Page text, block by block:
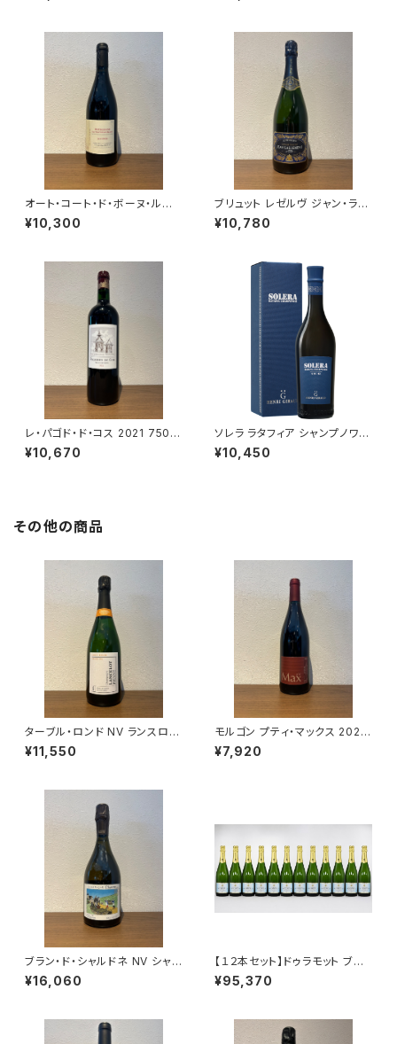
オート・コート・ド・ボーヌ・ルー
ジュ レ・コテ 2022 ドメーヌ・
ド・カシオペ 赤ワイン ブルゴー
¥10,300
ブリュット レゼルヴ ジャン・ラル
マン シャンパーニュ ヴェルズネ
イ 750ml
¥10,780
レ・パゴド・ド・コス 2021 750m
l¥10,670
ソレラ ラタフィア シャンプノワ 5
00ml アンリ ジロー
¥10,450
その他の商品
ターブル・ロンド NV ランスロ・
ピエンヌ シャンパーニュ 750ml
¥11,550
モルゴン プティ・マックス 2022
ギィ・ブルトン 赤ワイン 750ml
¥7,920
ブラン・ド・シャルドネ NV シャヴ
ォスト シャンパーニュ 750ml
¥16,060
【１２本セット】ドゥラモット ブリ
ュット NV シャンパーニュ 750
ml
¥95,370